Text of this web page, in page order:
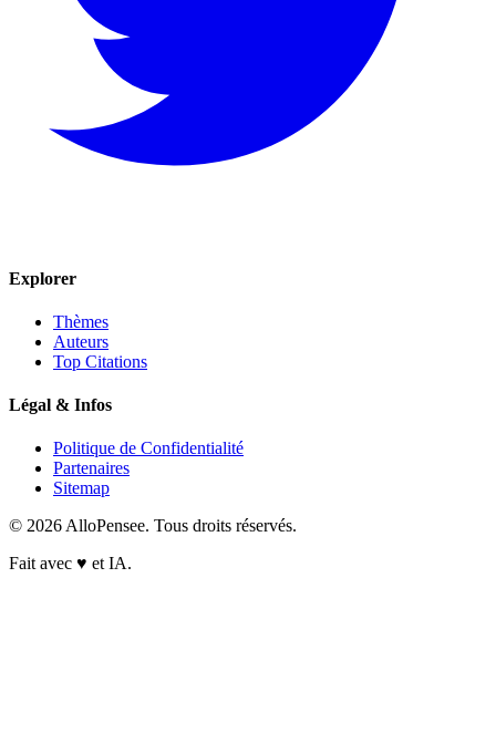
Explorer
Thèmes
Auteurs
Top Citations
Légal & Infos
Politique de Confidentialité
Partenaires
Sitemap
© 2026 AlloPensee. Tous droits réservés.
Fait avec ♥ et IA.